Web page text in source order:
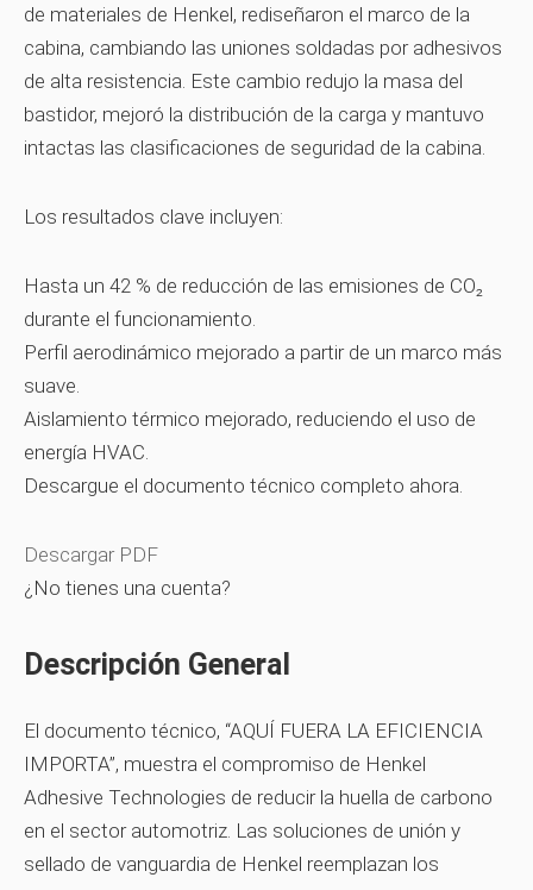
de materiales de Henkel, rediseñaron el marco de la
cabina, cambiando las uniones soldadas por adhesivos
de alta resistencia. Este cambio redujo la masa del
bastidor, mejoró la distribución de la carga y mantuvo
intactas las clasificaciones de seguridad de la cabina.
Los resultados clave incluyen:
Hasta un 42 % de reducción de las emisiones de CO₂
durante el funcionamiento.
Perfil aerodinámico mejorado a partir de un marco más
suave.
Aislamiento térmico mejorado, reduciendo el uso de
energía HVAC.
Descargue el documento técnico completo ahora.
Descargar PDF
¿No tienes una cuenta?
Descripción General
El documento técnico, “AQUÍ FUERA LA EFICIENCIA
IMPORTA”, muestra el compromiso de Henkel
Adhesive Technologies de reducir la huella de carbono
en el sector automotriz. Las soluciones de unión y
sellado de vanguardia de Henkel reemplazan los